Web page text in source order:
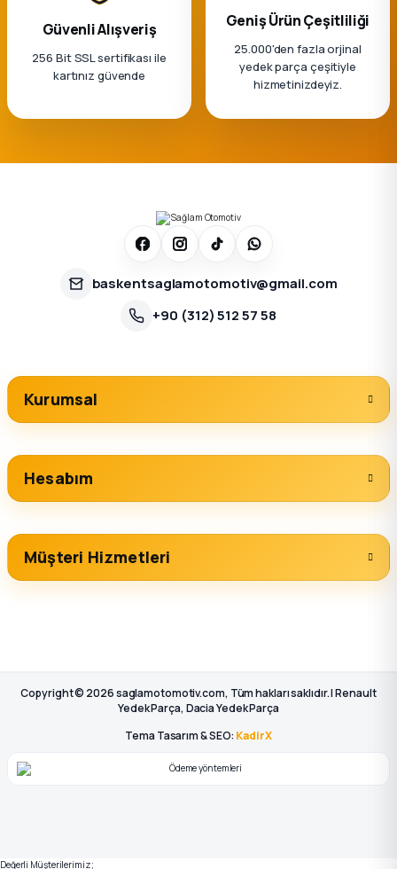
Güvenli Alışveriş
256 Bit SSL sertifikası ile
kartınız güvende
Geniş Ürün Çeşitliliği
25.000'den fazla orjinal
yedek parça çeşitiyle
hizmetinizdeyiz.
baskentsaglamotomotiv@gmail.com
+90 (312) 512 57 58
Kurumsal
Hesabım
Müşteri Hizmetleri
Copyright © 2026 saglamotomotiv.com, Tüm hakları saklıdır. | Renault
Yedek Parça, Dacia Yedek Parça
Tema Tasarım & SEO: KadirX
Değerli Müşterilerimiz;